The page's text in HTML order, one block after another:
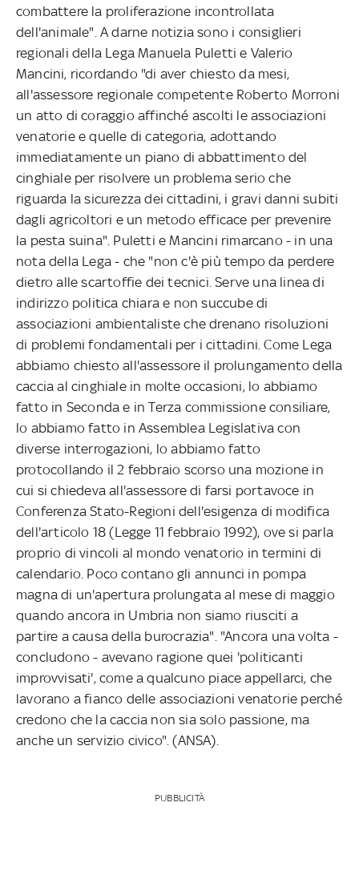
combattere la proliferazione incontrollata
dell'animale". A darne notizia sono i consiglieri
regionali della Lega Manuela Puletti e Valerio
Mancini, ricordando "di aver chiesto da mesi,
all'assessore regionale competente Roberto Morroni
un atto di coraggio affinché ascolti le associazioni
venatorie e quelle di categoria, adottando
immediatamente un piano di abbattimento del
cinghiale per risolvere un problema serio che
riguarda la sicurezza dei cittadini, i gravi danni subiti
dagli agricoltori e un metodo efficace per prevenire
la pesta suina". Puletti e Mancini rimarcano - in una
nota della Lega - che "non c'è più tempo da perdere
dietro alle scartoffie dei tecnici. Serve una linea di
indirizzo politica chiara e non succube di
associazioni ambientaliste che drenano risoluzioni
di problemi fondamentali per i cittadini. Come Lega
abbiamo chiesto all'assessore il prolungamento della
caccia al cinghiale in molte occasioni, lo abbiamo
fatto in Seconda e in Terza commissione consiliare,
lo abbiamo fatto in Assemblea Legislativa con
diverse interrogazioni, lo abbiamo fatto
protocollando il 2 febbraio scorso una mozione in
cui si chiedeva all'assessore di farsi portavoce in
Conferenza Stato-Regioni dell'esigenza di modifica
dell'articolo 18 (Legge 11 febbraio 1992), ove si parla
proprio di vincoli al mondo venatorio in termini di
calendario. Poco contano gli annunci in pompa
magna di un'apertura prolungata al mese di maggio
quando ancora in Umbria non siamo riusciti a
partire a causa della burocrazia". "Ancora una volta -
concludono - avevano ragione quei 'politicanti
improvvisati', come a qualcuno piace appellarci, che
lavorano a fianco delle associazioni venatorie perché
credono che la caccia non sia solo passione, ma
anche un servizio civico". (ANSA).
PUBBLICITÀ